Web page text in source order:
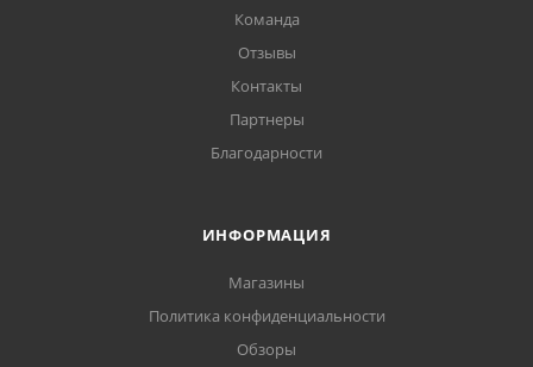
Команда
Отзывы
Контакты
Партнеры
Благодарности
ИНФОРМАЦИЯ
Магазины
Политика конфиденциальности
Обзоры